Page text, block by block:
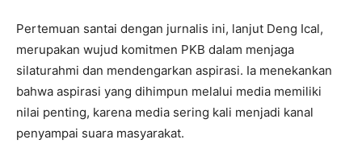
Pertemuan santai dengan jurnalis ini, lanjut Deng Ical,
merupakan wujud komitmen PKB dalam menjaga
silaturahmi dan mendengarkan aspirasi. Ia menekankan
bahwa aspirasi yang dihimpun melalui media memiliki
nilai penting, karena media sering kali menjadi kanal
penyampai suara masyarakat.